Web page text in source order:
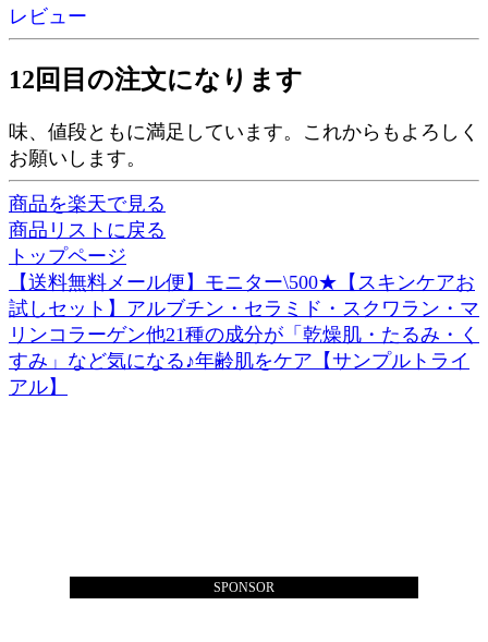
レビュー
12回目の注文になります
味、値段ともに満足しています。これからもよろしく
お願いします。
商品を楽天で見る
商品リストに戻る
トップページ
【送料無料メール便】モニター\500★【スキンケアお
試しセット】アルブチン・セラミド・スクワラン・マ
リンコラーゲン他21種の成分が「乾燥肌・たるみ・く
すみ」など気になる♪年齢肌をケア【サンプルトライ
アル】
SPONSOR